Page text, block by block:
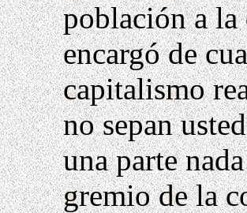
población a
encargó de
capitalismo
no sepan
una parte
gremio de la